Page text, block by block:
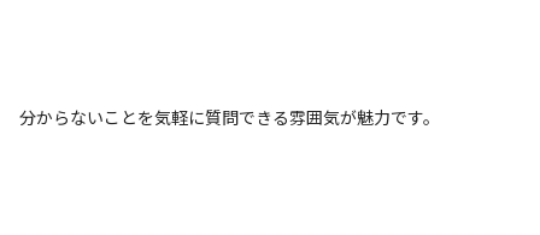
分からないことを気軽に質問できる雰囲気が魅力です。